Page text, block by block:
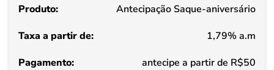
de
Pagamento
Antecipação Saque-aniversário
1,79% a.m
antecipe a partir de R$50